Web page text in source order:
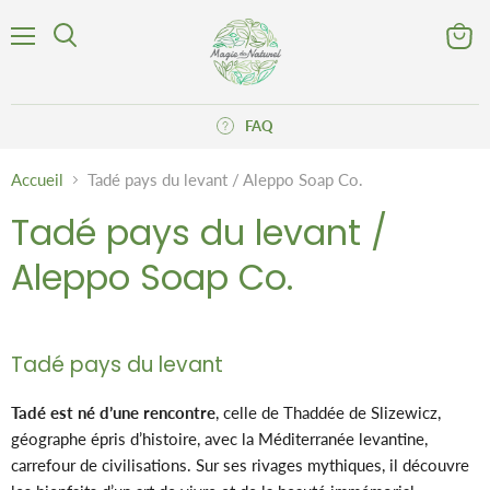
FAQ
Accueil Tadé pays du levant / Aleppo Soap Co.
Tadé pays du levant /
Aleppo Soap Co.
Tadé pays du levant
Tadé est né d’une rencontre, celle de Thaddée de Slizewicz,
géographe épris d’histoire, avec la Méditerranée levantine,
carrefour de civilisations. Sur ses rivages mythiques, il découvre